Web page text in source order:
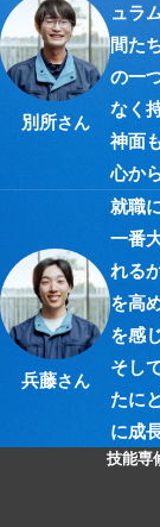
別所さん
ュラ
間た
の一
なく
神面
心か
兵藤さん
就職
一番
れる
を高
を感
そし
たに
に成
技能専